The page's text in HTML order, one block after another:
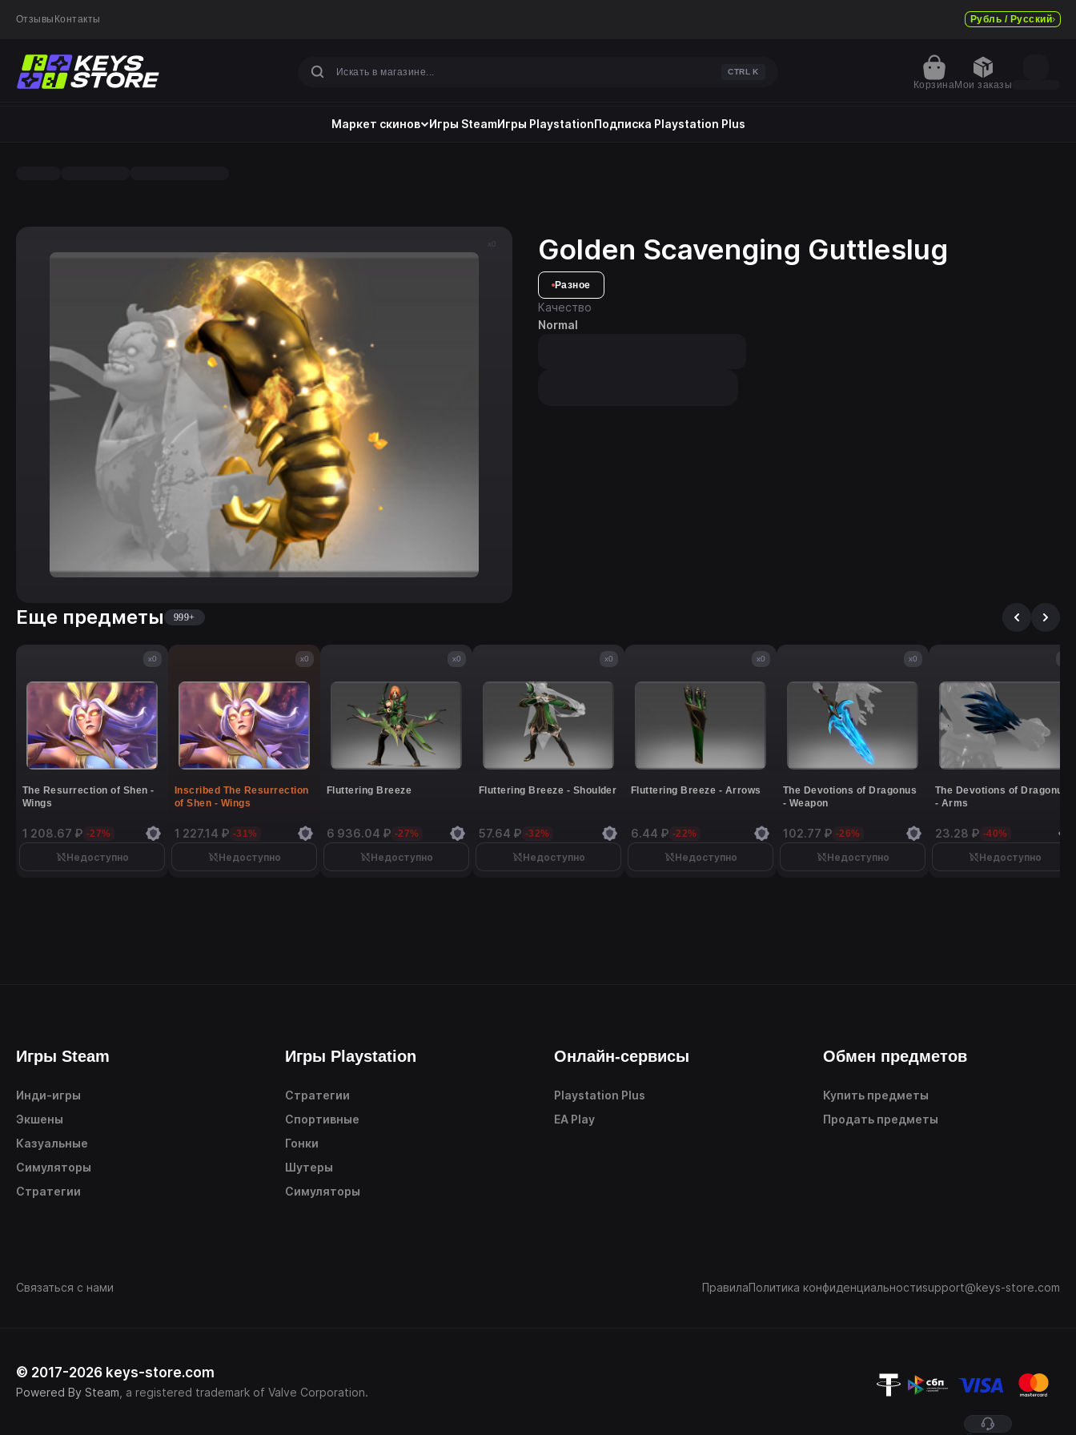
Отзывы Контакты Рубль / Русский
CTRL K
КорзинаМои заказы
Маркет скинов Игры SteamИгры PlaystationПодписка Playstation Plus
x0 Golden Scavenging Guttleslug
Разное
Качество
Normal
Еще предметы 999+
x0
The Resurrection of Shen -
Wings
1 208.67 ₽ -27%
Недоступно
x0
Inscribed The Resurrection
of Shen - Wings
1 227.14 ₽ -31%
Недоступно
x0
Fluttering Breeze
6 936.04 ₽ -27%
Недоступно
x0
Fluttering Breeze - Shoulder
57.64 ₽ -32%
Недоступно
x0
Fluttering Breeze - Arrows
6.44 ₽ -22%
Недоступно
x0
The Devotions of Dragonus
- Weapon
102.77 ₽ -26%
Недоступно
The Devotions of Dragonus
- Arms
23.28 ₽ -40%
Недоступно
Игры Steam
Инди-игры
Экшены
Казуальные
Симуляторы
Стратегии
Игры Playstation
Стратегии
Спортивные
Гонки
Шутеры
Симуляторы
Онлайн-сервисы
Playstation Plus
EA Play
Обмен предметов
Купить предметы
Продать предметы
Связаться с нами ПравилаПолитика конфиденциальностиsupport@keys-store.com
© 2017-2026 keys-store.com
Powered By Steam , a registered trademark of Valve Corporation.